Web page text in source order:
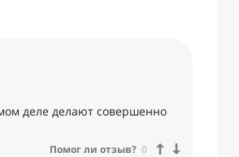
деле делают совершенно
Помог ли отзыв? 0